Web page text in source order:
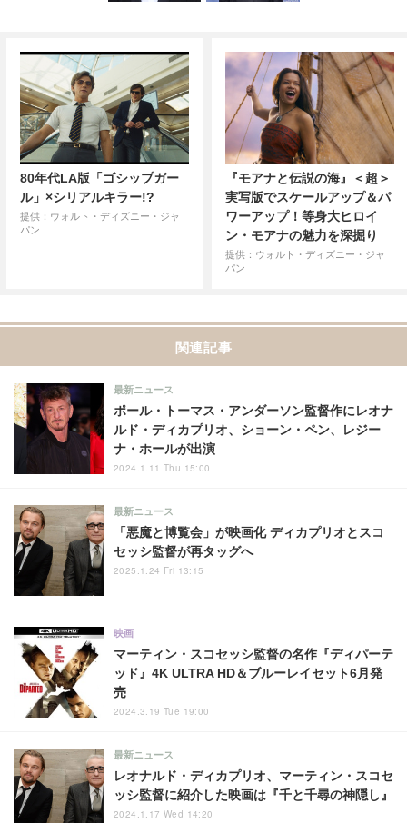
80年代LA版「ゴシップガー
ル」×シリアルキラー!?
提供：ウォルト・ディズニー・ジャ
パン
『モアナと伝説の海』＜超＞
実写版でスケールアップ＆パ
ワーアップ！等身大ヒロイ
ン・モアナの魅力を深掘り
提供：ウォルト・ディズニー・ジャ
パン
関連記事
ポール・トーマス・アンダーソン監督作にレオナ
ルド・ディカプリオ、ショーン・ペン、レジー
ナ・ホールが出演
最新ニュース
2024.1.11 Thu 15:00
「悪魔と博覧会」が映画化 ディカプリオとスコ
セッシ監督が再タッグへ
最新ニュース
2025.1.24 Fri 13:15
マーティン・スコセッシ監督の名作『ディパーテ
ッド』4K ULTRA HD＆ブルーレイセット6月発
売
映画
2024.3.19 Tue 19:00
レオナルド・ディカプリオ、マーティン・スコセ
ッシ監督に紹介した映画は『千と千尋の神隠し』
最新ニュース
2024.1.17 Wed 14:20